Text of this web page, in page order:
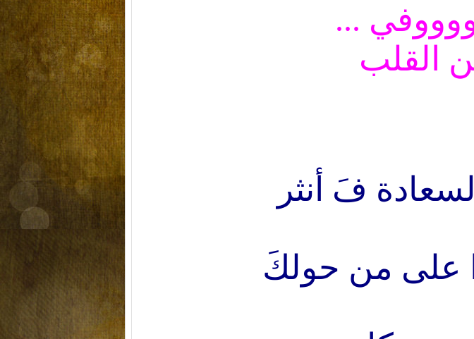
...
القلب
فَ أنثر
على من حولكَ